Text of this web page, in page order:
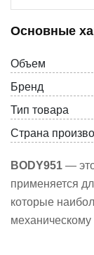
Основные
Объем
Бренд
Тип товара
Страна
BODY951 —
применяется
которые
механическому
Антикор